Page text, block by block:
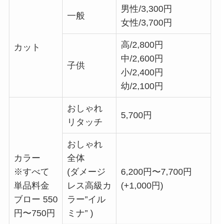
カット
一般
男性/3,300円
女性/3,700円
子供
高/2,800円
中/2,600円
小/2,400円
幼/2,100円
カラー
※すべて
単品料金
ブロー 550
円〜750円
おしゃれ
リタッチ
5,700円
おしゃれ
全体
(ダメージ
レス高級カ
ラー”イル
ミナ” )
6,200円〜7,700円
(+1,000円)